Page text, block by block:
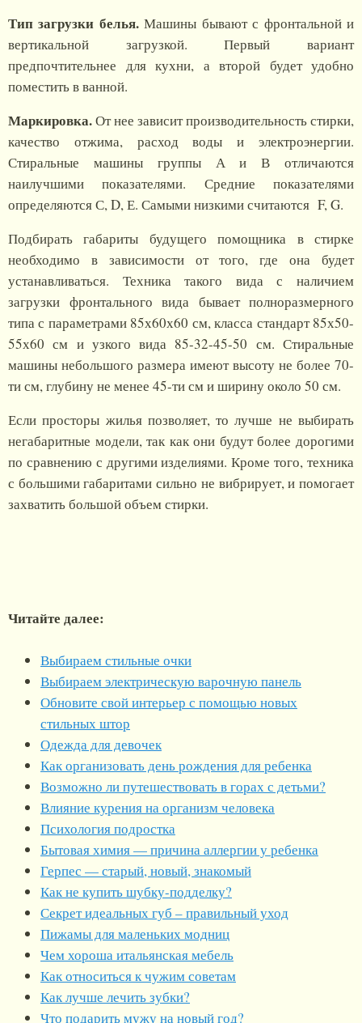
Тип загрузки белья.Машины бывают с фронтальной и
вертикальной загрузкой. Первый вариант
предпочтительнее для кухни, а второй будет удобно
поместить в ванной.
Маркировка.От нее зависит производительность стирки,
качество отжима, расход воды и электроэнергии.
Стиральные машины группы А и В отличаются
наилучшими показателями. Средние показателями
определяются С, D, Е. Самыми низкими считаются F, G.
Подбирать габариты будущего помощника в стирке
необходимо в зависимости от того, где она будет
устанавливаться. Техника такого вида с наличием
загрузки фронтального вида бывает полноразмерного
типа с параметрами 85х60х60 см, класса стандарт 85х50-
55х60 см и узкого вида 85-32-45-50 см. Стиральные
машины небольшого размера имеют высоту не более 70-
ти см, глубину не менее 45-ти см и ширину около 50 см.
Если просторы жилья позволяет, то лучше не выбирать
негабаритные модели, так как они будут более дорогими
по сравнению с другими изделиями. Кроме того, техника
с большими габаритами сильно не вибрирует, и помогает
захватить большой объем стирки.
Читайте далее:
Выбираем стильные очки
Выбираем электрическую варочную панель
Обновите свой интерьер с помощью новых
стильных штор
Одежда для девочек
Как организовать день рождения для ребенка
Возможно ли путешествовать в горах с детьми?
Влияние курения на организм человека
Психология подростка
Бытовая химия — причина аллергии у ребенка
Герпес — старый, новый, знакомый
Как не купить шубку-подделку?
Секрет идеальных губ – правильный уход
Пижамы для маленьких модниц
Чем хороша итальянская мебель
Как относиться к чужим советам
Как лучше лечить зубки?
Что подарить мужу на новый год?